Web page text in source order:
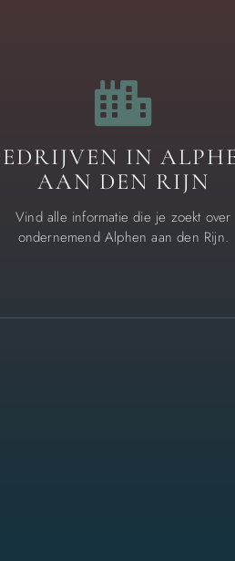
IN
AAN DEN RIJN
Vind alle informatie die je zoekt over
ondernemend Alphen aan den Rijn.